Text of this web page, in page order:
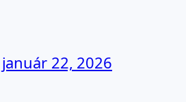
január 22, 2026